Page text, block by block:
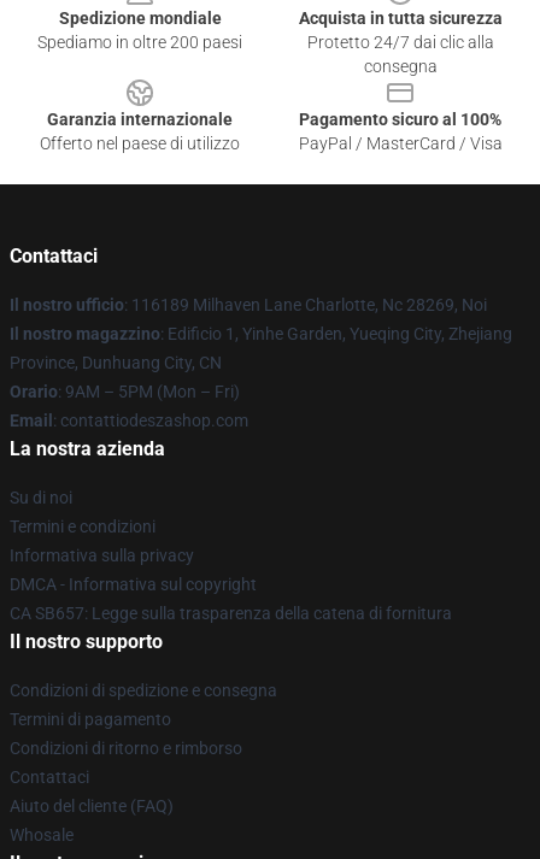
Spedizione mondiale
Spediamo in oltre 200 paesi
Acquista in tutta sicurezza
Protetto 24/7 dai clic alla
consegna
Garanzia internazionale
Offerto nel paese di utilizzo
Pagamento sicuro al 100%
PayPal / MasterCard / Visa
Contattaci
Il nostro ufficio: 116189 Milhaven Lane Charlotte, Nc 28269, Noi
Il nostro magazzino: Edificio 1, Yinhe Garden, Yueqing City, Zhejiang
Province, Dunhuang City, CN
Orario: 9AM – 5PM (Mon – Fri)
Email : contattiodeszashop.com
La nostra azienda
Su di noi
Termini e condizioni
Informativa sulla privacy
DMCA - Informativa sul copyright
CA SB657: Legge sulla trasparenza della catena di fornitura
Il nostro supporto
Condizioni di spedizione e consegna
Termini di pagamento
Condizioni di ritorno e rimborso
Contattaci
Aiuto del cliente (FAQ)
Whosale